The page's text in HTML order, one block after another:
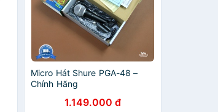
Micro Hát Shure PGA-48 –
Chính Hãng
1.149.000 đ